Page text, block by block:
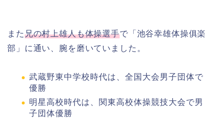
また兄の村上雄人も体操選手で「池谷幸雄体操俱楽
部」に通い、腕を磨いていました。
武蔵野東中学校時代は、全国大会男子団体で
優勝
明星高校時代は、関東高校体操競技大会で男
子団体優勝